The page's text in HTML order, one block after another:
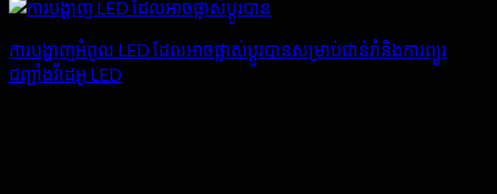
ការបង្ហាញអំពូល LED ដែលអាចផ្លាស់ប្តូរបានសម្រាប់ជាន់រាំនិងការព្យួរ
ជញ្ជាំងវីដេអូ LED